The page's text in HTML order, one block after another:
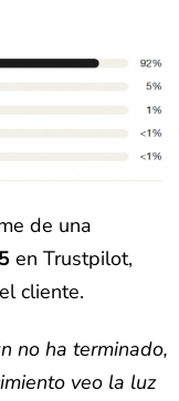
de una
en Trustpilot,
cliente.
no ha terminado,
veo la luz